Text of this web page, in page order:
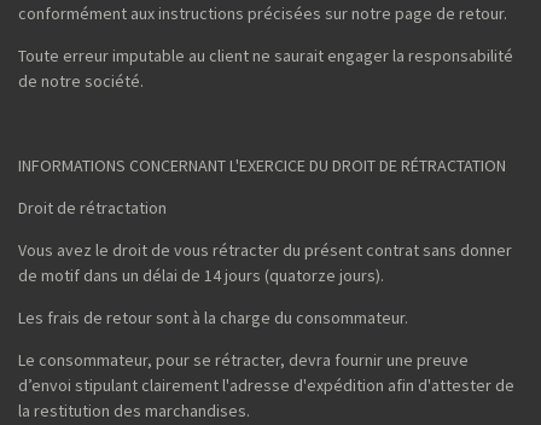
conformément aux instructions précisées sur notre page de retour.
Toute erreur imputable au client ne saurait engager la responsabilité
de notre société.
INFORMATIONS CONCERNANT L'EXERCICE DU DROIT DE RÉTRACTATION
Droit de rétractation
Vous avez le droit de vous rétracter du présent contrat sans donner
de motif dans un délai de 14 jours (quatorze jours).
Les frais de retour sont à la charge du consommateur.
Le consommateur, pour se rétracter, devra fournir une preuve
d’envoi stipulant clairement l'adresse d'expédition afin d'attester de
la restitution des marchandises.